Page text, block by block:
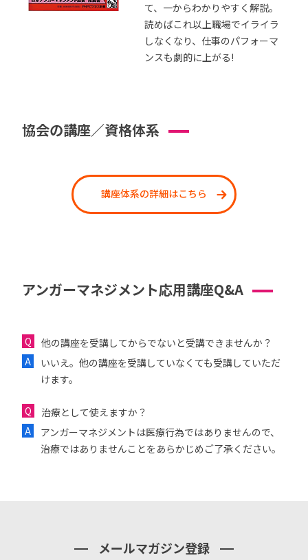
て、一からわかりやすく解説。
読めばこれ以上職場でイライラ
しなくなり、仕事のパフォーマ
ンスも劇的に上がる!
協会の講座／資格体系
講座体系の詳細はこちら
アンガーマネジメント応用講座Q&A
他の講座を受講してからでないと受講できませんか？
いいえ。他の講座を受講していなくても受講していただ
けます。
治療として使えますか？
アンガーマネジメントは医療行為ではありませんので、
治療ではありませんことをあらかじめご了承ください。
メールマガジン登録